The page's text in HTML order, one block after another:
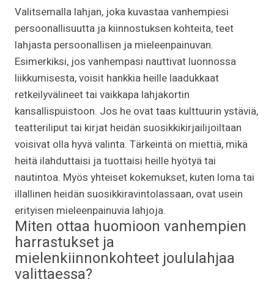
Valitsemalla lahjan, joka kuvastaa vanhempiesi
persoonallisuutta ja kiinnostuksen kohteita, teet
lahjasta persoonallisen ja mieleenpainuvan.
Esimerkiksi, jos vanhempasi nauttivat luonnossa
liikkumisesta, voisit hankkia heille laadukkaat
retkeilyvälineet tai vaikkapa lahjakortin
kansallispuistoon. Jos he ovat taas kulttuurin ystäviä,
teatteriliput tai kirjat heidän suosikkikirjailijoiltaan
voisivat olla hyvä valinta. Tärkeintä on miettiä, mikä
heitä ilahduttaisi ja tuottaisi heille hyötyä tai
nautintoa. Myös yhteiset kokemukset, kuten loma tai
illallinen heidän suosikkiravintolassaan, ovat usein
erityisen mieleenpainuvia lahjoja.
Miten ottaa huomioon vanhempien
harrastukset ja
mielenkiinnonkohteet joululahjaa
valittaessa?